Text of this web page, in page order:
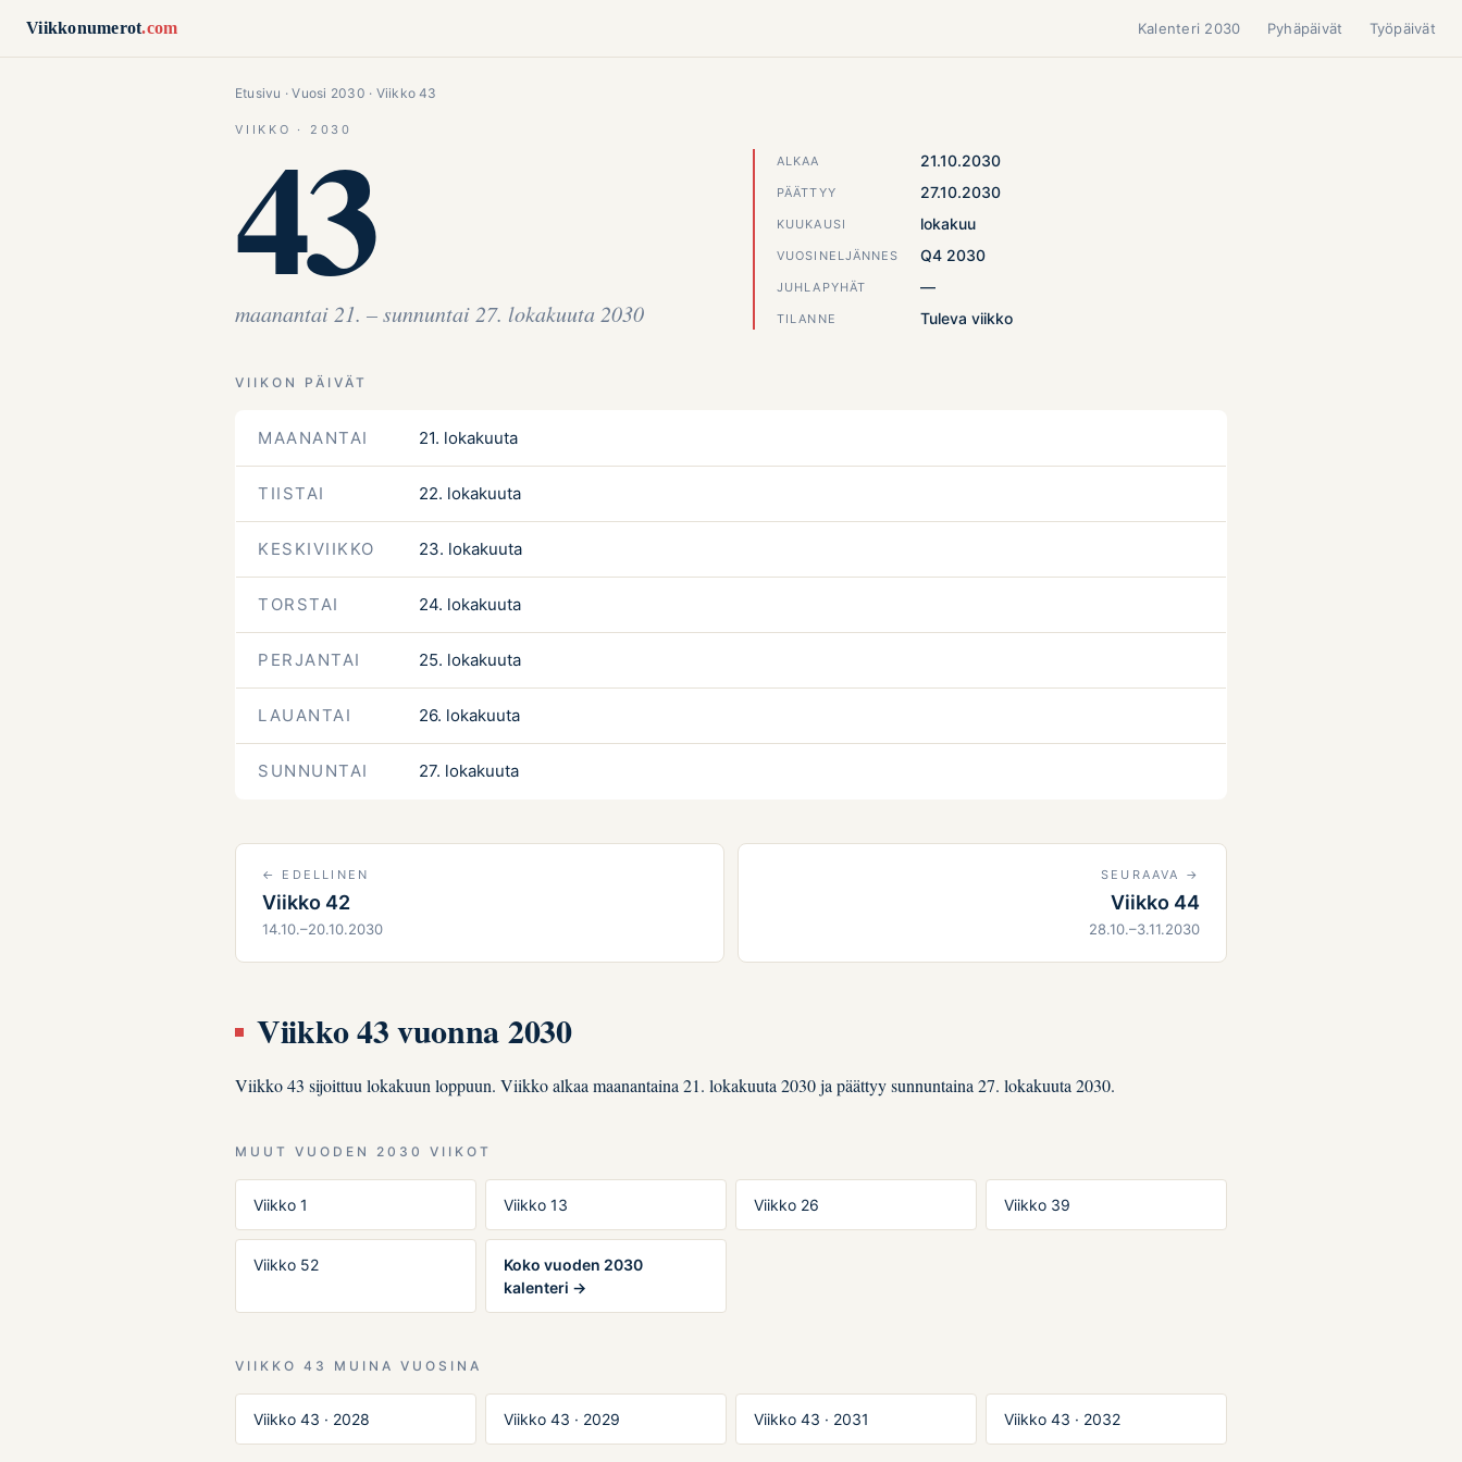
Viikkonumerot.com Kalenteri 2030 Pyhäpäivät Työpäivät
Etusivu ·Vuosi 2030 · Viikko 43
VIIKKO · 2030
43
maanantai 21. – sunnuntai 27. lokakuuta 2030
ALKAA 21.10.2030
PÄÄTTYY 27.10.2030
KUUKAUSI lokakuu
VUOSINELJÄNNES Q4 2030
JUHLAPYHÄT —
TILANNE Tuleva viikko
VIIKON PÄIVÄT
MAANANTAI 21. lokakuuta
TIISTAI 22. lokakuuta
KESKIVIIKKO 23. lokakuuta
TORSTAI 24. lokakuuta
PERJANTAI 25. lokakuuta
LAUANTAI 26. lokakuuta
SUNNUNTAI 27. lokakuuta
← EDELLINEN
Viikko 42
14.10.–20.10.2030
SEURAAVA →
Viikko 44
28.10.–3.11.2030
Viikko 43 vuonna 2030
Viikko 43 sijoittuu lokakuun loppuun. Viikko alkaa maanantaina 21. lokakuuta 2030 ja päättyy sunnuntaina 27. lokakuuta 2030.
MUUT VUODEN 2030 VIIKOT
Viikko 1 Viikko 13 Viikko 26 Viikko 39
Viikko 52
Koko vuoden 2030
kalenteri →
VIIKKO 43 MUINA VUOSINA
Viikko 43 · 2028 Viikko 43 · 2029 Viikko 43 · 2031 Viikko 43 · 2032